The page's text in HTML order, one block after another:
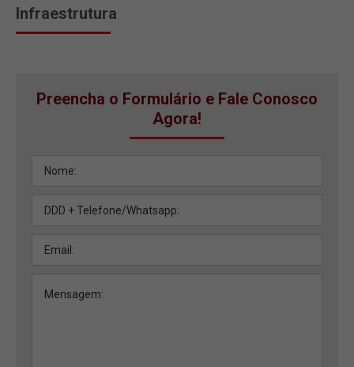
Infraestrutura
Preencha o Formulário e Fale Conosco
Agora!